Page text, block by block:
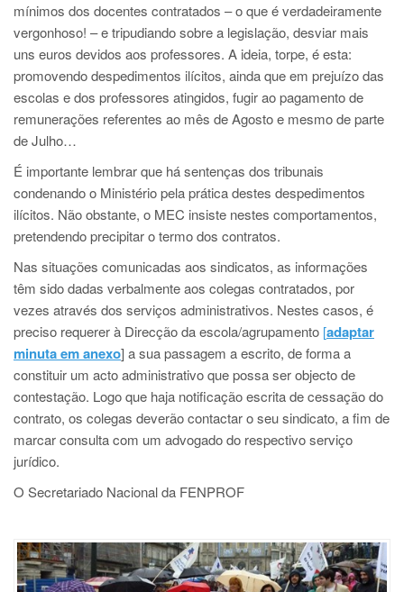
mínimos dos docentes contratados – o que é verdadeiramente
vergonhoso! – e tripudiando sobre a legislação, desviar mais
uns euros devidos aos professores. A ideia, torpe, é esta:
promovendo despedimentos ilícitos, ainda que em prejuízo das
escolas e dos professores atingidos, fugir ao pagamento de
remunerações referentes ao mês de Agosto e mesmo de parte
de Julho…
É importante lembrar que há sentenças dos tribunais
condenando o Ministério pela prática destes despedimentos
ilícitos. Não obstante, o MEC insiste nestes comportamentos,
pretendendo precipitar o termo dos contratos.
Nas situações comunicadas aos sindicatos, as informações
têm sido dadas verbalmente aos colegas contratados, por
vezes através dos serviços administrativos. Nestes casos, é
preciso requerer à Direcção da escola/agrupamento [adaptar
minuta em anexo] a sua passagem a escrito, de forma a
constituir um acto administrativo que possa ser objecto de
contestação. Logo que haja notificação escrita de cessação do
contrato, os colegas deverão contactar o seu sindicato, a fim de
marcar consulta com um advogado do respectivo serviço
jurídico.
O Secretariado Nacional da FENPROF